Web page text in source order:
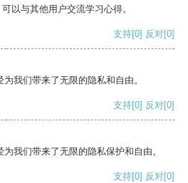
以与其他用户交流学习心得。
支持[0] 反对[0]
我们带来了无限的隐私和自由。
支持[0] 反对[0]
我们带来了无限的隐私保护和自由。
支持[0] 反对[0]